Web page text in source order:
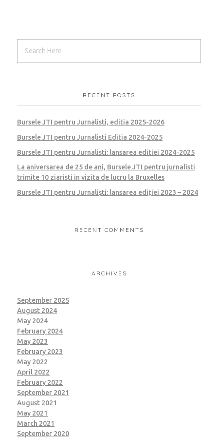
RECENT POSTS
Bursele JTI pentru Jurnalisti, editia 2025-2026
Bursele JTI pentru Jurnalisti Editia 2024-2025
Bursele JTI pentru Jurnalisti: lansarea editiei 2024-2025
La aniversarea de 25 de ani, Bursele JTI pentru jurnalisti
trimite 10 ziaristi in vizita de lucru la Bruxelles
Bursele JTI pentru Jurnaliști: lansarea ediției 2023 – 2024
RECENT COMMENTS
ARCHIVES
September 2025
August 2024
May 2024
February 2024
May 2023
February 2023
May 2022
April 2022
February 2022
September 2021
August 2021
May 2021
March 2021
September 2020